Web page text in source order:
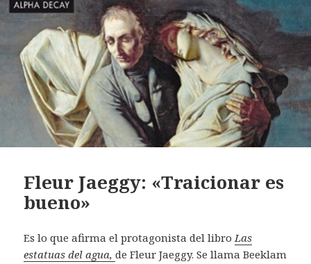
Fleur Jaeggy: «Traicionar es
bueno»
Es lo que afirma el protagonista del libroLas
estatuas del agua, de Fleur Jaeggy. Se llama Beeklam